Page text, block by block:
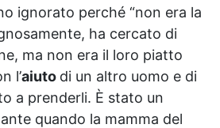
ignorato perché “non era la
ha cercato di
ma non era il loro piatto
l’aiuto di un altro uomo e di
a prenderli. È stato un
quando la mamma del